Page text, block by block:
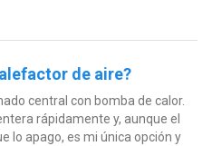
de aire?
central con bomba de calor.
rápidamente y, aunque el
lo apago, es mi única opción y